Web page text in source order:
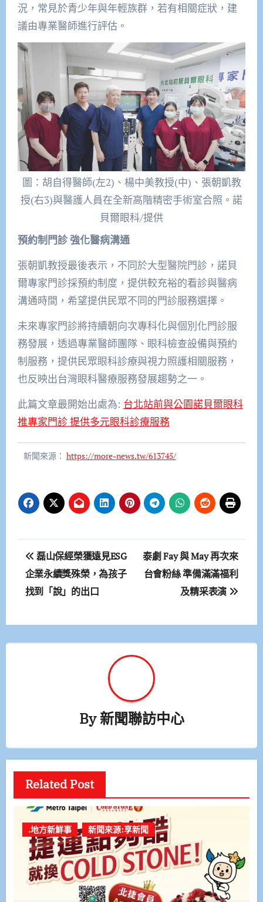
況，常見於青少年與年輕族群，若有相關症狀，建
議由專業醫師進行評估。
圖：胡自得醫師(左2)、楊中美教授(中)、張朝凱教
授(右3)與醫護人員在全新高階精密手術室合照。諾
貝爾眼科/提供
預約制門診 強化醫病溝通
張朝凱教授最後表示，不同於大型醫院門診，諾貝
爾專家門診採預約制度，提供較充裕的看診與醫病
溝通時間，希望提供民眾不同的門診服務選擇。
未來專家門診將持續朝向次專科化與個別化門診服
務發展，透過專業醫師團隊、眼科檢查設備與預約
制服務，提供民眾眼科診療與視力照護相關服務，
也反映出台灣眼科醫療服務發展趨勢之一。
此篇文章最開始出處為: 台北站前與公園諾貝爾眼科
推專家門診 提供多元眼科診療服務
新聞來源： https://more-news.tw/613745/
文
章
導
覽
磊山保經榮獲遠見ESG
企業永續獎殊榮，為孩子
找到「說」的出口
泰劇 Fay 與 May 再次來
台會粉絲 準備滿滿福利
及精采表演
By新聞聯訪中心
Related Post
.地方新鮮事 新聞來源:享新聞